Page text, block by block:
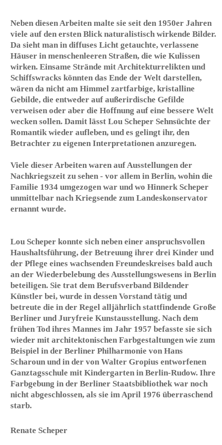
Marie-Luise Betlheim (geb. Morgenroth) lebte in ihrer
Jugend in Weimar und hatte regen Kontakt zu den
Studenten und Lehrern des Bauhauses.​ Die
Korrespondenz zeugt von der Freundschaft der beiden
Frauen.
Marie-Luise Betlheim und Lou Scheper-
Berkenkamp. Sammlung Marie-Luise Betlheim, MSU